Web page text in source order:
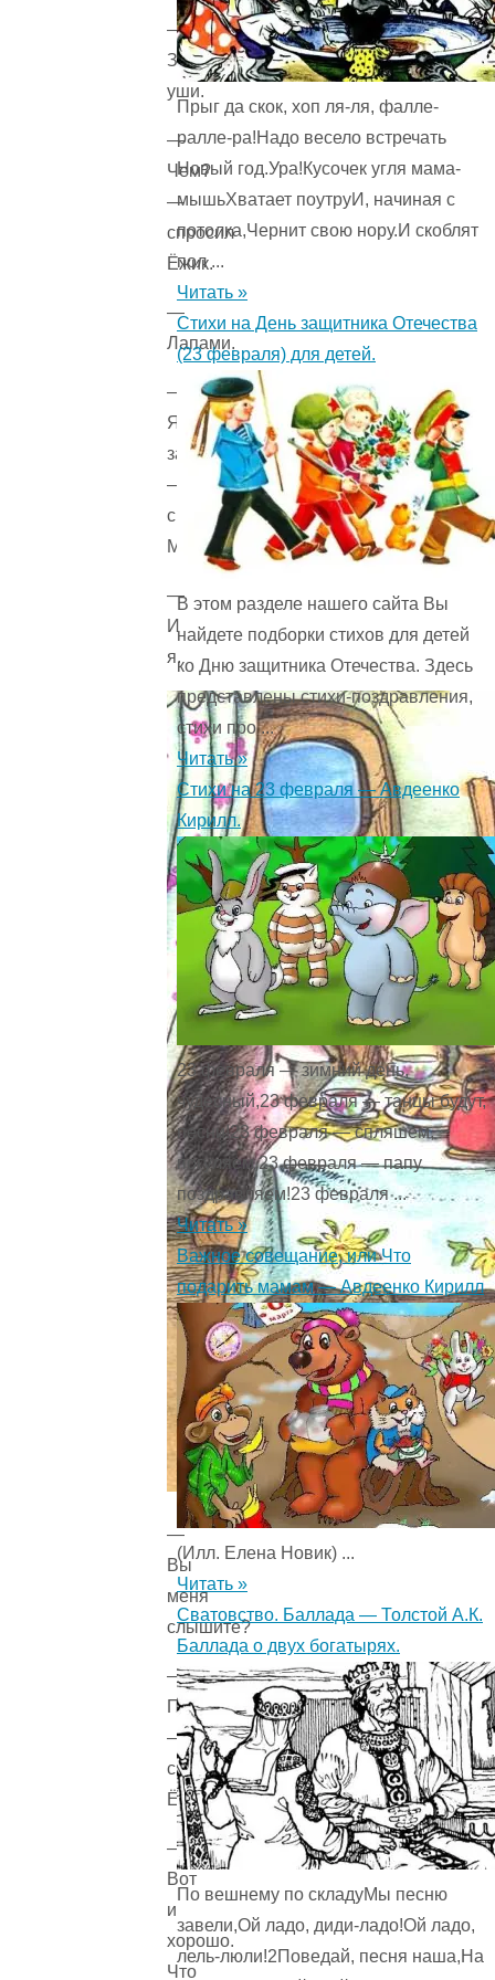
—
Заткните
уши.
—
Чем?
—
спросил
Ёжик.
—
Лапами.
—
Я
заткнул,
—
сказал
Медвежонок.
—
И
я.
—
Вы
меня
слышите?
—
Плохо,
—
сказал
Ёжик.
—
Вот
и
хорошо.
Что
Прыг да скок, хоп ля-ля, фалле-
ралле-ра!Надо весело встречать
Новый год.Ура!Кусочек угля мама-
мышьХватает поутруИ, начиная с
потолка,Чернит свою нору.И скоблят
пол ...
Читать »
Стихи на День защитника Отечества
(23 февраля) для детей.
В этом разделе нашего сайта Вы
найдете подборки стихов для детей
ко Дню защитника Отечества. Здесь
представлены стихи-поздравления,
стихи про ...
Читать »
Стихи на 23 февраля — Авдеенко
Кирилл.
23 февраля — зимний день,
чудесный,23 февраля — танцы будут,
песни!23 февраля — спляшем,
погуляем,23 февраля — папу
поздравляем!23 февраля ...
Читать »
Важное совещание, или Что
подарить мамам — Авдеенко Кирилл
(Илл. Елена Новик) ...
Читать »
Сватовство. Баллада — Толстой А.К.
Баллада о двух богатырях.
По вешнему по складуМы песню
завели,Ой ладо, диди-ладо!Ой ладо,
лель-люли!2Поведай, песня наша,На